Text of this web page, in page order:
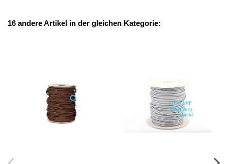
16 andere Artikel in der gleichen Kategorie: